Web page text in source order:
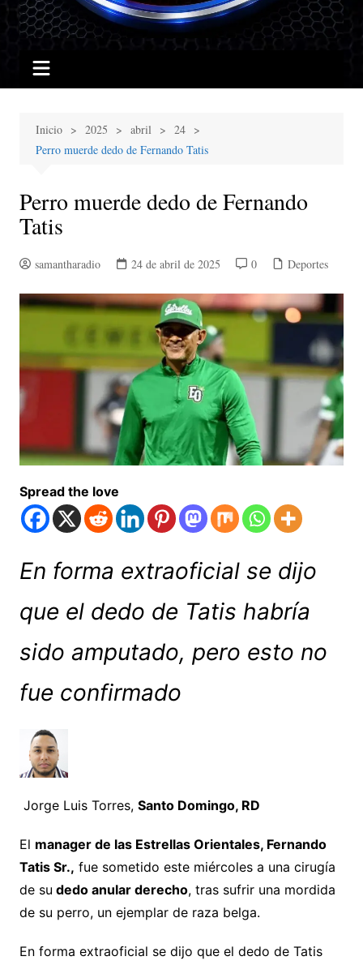
Inicio 2025 abril
24
Perro muerde dedo de Fernando Tatis
Perro muerde dedo de Fernando
Tatis
samantharadio 24 de abril de 2025 0 Deportes
Spread the love
En forma extraoficial se dijo
que el dedo de Tatis habría
sido amputado, pero esto no
fue confirmado
Jorge Luis Torres, Santo Domingo, RD
El manager de las Estrellas Orientales, Fernando
Tatis Sr., fue sometido este miércoles a una cirugía
de su dedo anular derecho, tras sufrir una mordida
de su perro, un ejemplar de raza belga.
En forma extraoficial se dijo que el dedo de Tatis